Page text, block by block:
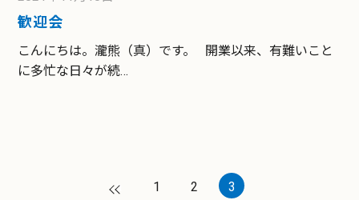
歓迎会
こんにちは。瀧熊（真）です。 開業以来、有難いこと
に多忙な日々が続…
a 1 2 3